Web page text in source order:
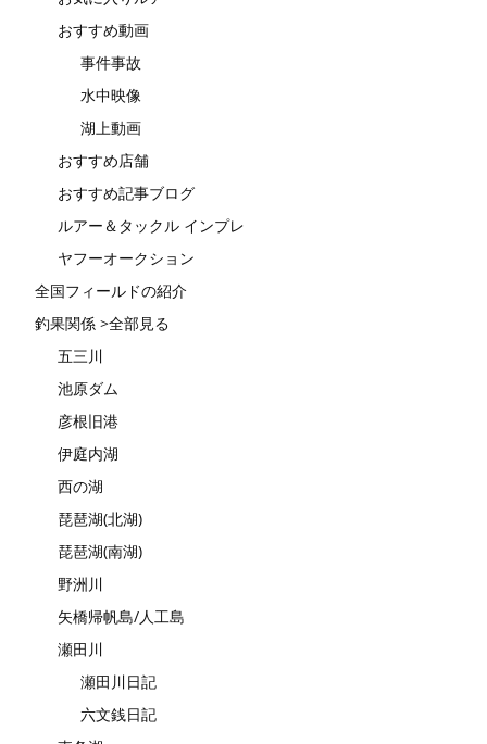
おすすめ動画
事件事故
水中映像
湖上動画
おすすめ店舗
おすすめ記事ブログ
ルアー＆タックル インプレ
ヤフーオークション
全国フィールドの紹介
釣果関係 >全部見る
五三川
池原ダム
彦根旧港
伊庭内湖
西の湖
琵琶湖(北湖)
琵琶湖(南湖)
野洲川
矢橋帰帆島/人工島
瀬田川
瀬田川日記
六文銭日記